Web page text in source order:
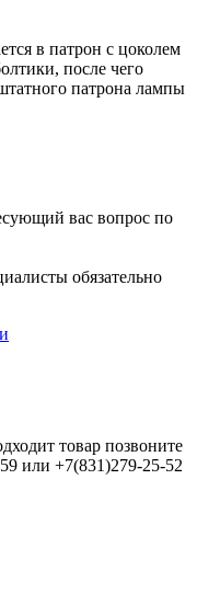
в патрон с цоколем
после чего
патрона лампы
вас вопрос по
обязательно
товар позвоните
или +7(831)279-25-52